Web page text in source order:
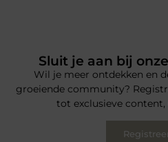
Sluit je aan bij
Wil je meer ontdekken en
groeiende community?
tot exclusieve content,